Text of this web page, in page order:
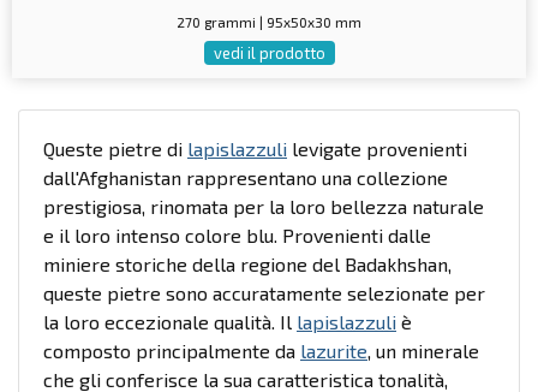
270 grammi | 95x50x30 mm
vedi il prodotto
Queste pietre di lapislazzuli levigate provenienti
dall'Afghanistan rappresentano una collezione
prestigiosa, rinomata per la loro bellezza naturale
e il loro intenso colore blu. Provenienti dalle
miniere storiche della regione del Badakhshan,
queste pietre sono accuratamente selezionate per
la loro eccezionale qualità. Il lapislazzuli è
composto principalmente da lazurite, un minerale
che gli conferisce la sua caratteristica tonalità,